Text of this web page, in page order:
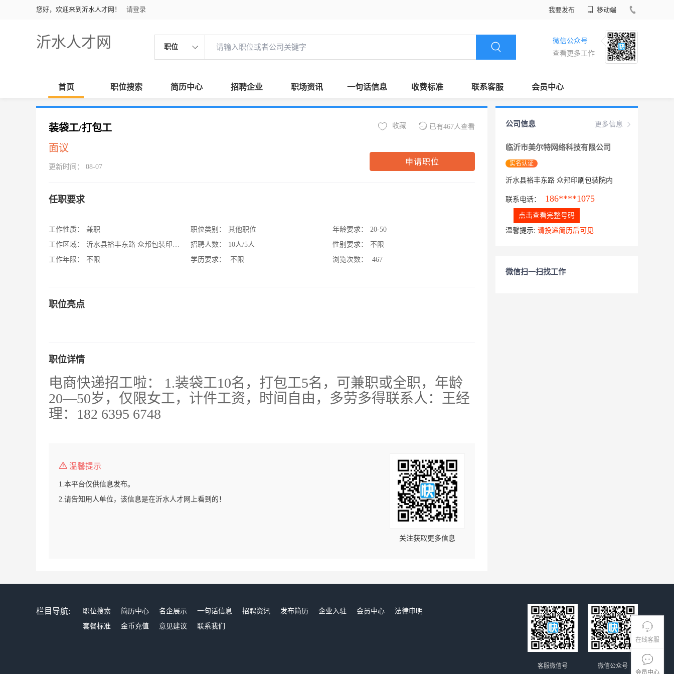
您好，欢迎来到沂水人才网！ 请登录 我要发布 移动端
沂水人才网 职位
微信公众号
查看更多工作
首页 职位搜索 简历中心 招聘企业 职场资讯 一句话信息 收费标准 联系客服 会员中心
在线客服
会员中心
装袋工/打包工
面议
更新时间： 08-07
已有467人查看
收藏
申请职位
任职要求
工作性质：
兼职
工作区域：
沂水县裕丰东路 众邦包装印刷院内
工作年限：
不限
职位类别：
其他职位
招聘人数：
10人/5人
学历要求：
不限
年龄要求：
20-50
性别要求：
不限
浏览次数：
467
职位亮点
职位详情
电商快递招工啦： 1.装袋工10名，打包工5名，可兼职或全职， 年龄
20—50岁，仅限女工，计件工资，时间 自由，多劳多得联系人：王经
理：182 6395 6748
温馨提示
1.本平台仅供信息发布。
2.请告知用人单位，该信息是在沂水人才网上看到的！
关注获取更多信息
更多信息
公司信息
临沂市美尔特网络科技有限公司
实名认证
沂水县裕丰东路 众邦印刷包装院内
联系电话： 186****1075
点击查看完整号码
温馨提示: 请投递简历后可见
微信扫一扫找工作
栏目导航: 职位搜索 简历中心 名企展示 一句话信息 招聘资讯 发布简历 企业入驻 会员中心
法律申明
套餐标准
金币充值 意见建议 联系我们
微信公众号
客服微信号